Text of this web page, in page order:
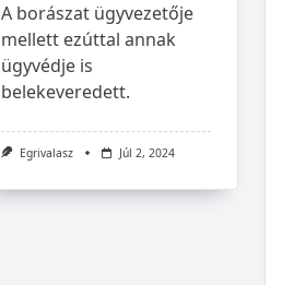
A borászat ügyvezetője
mellett ezúttal annak
ügyvédje is
belekeveredett.
Egrivalasz Júl 2, 2024